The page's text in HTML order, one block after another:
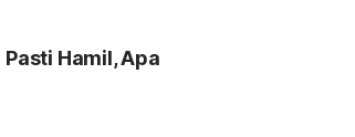
Hamil, Apa